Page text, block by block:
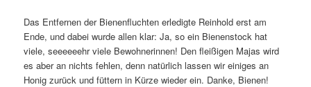
Das Entfernen der Bienenfluchten erledigte Reinhold erst am
Ende, und dabei wurde allen klar: Ja, so ein Bienenstock hat
viele, seeeeeehr viele Bewohnerinnen! Den fleißigen Majas wird
es aber an nichts fehlen, denn natürlich lassen wir einiges an
Honig zurück und füttern in Kürze wieder ein. Danke, Bienen!